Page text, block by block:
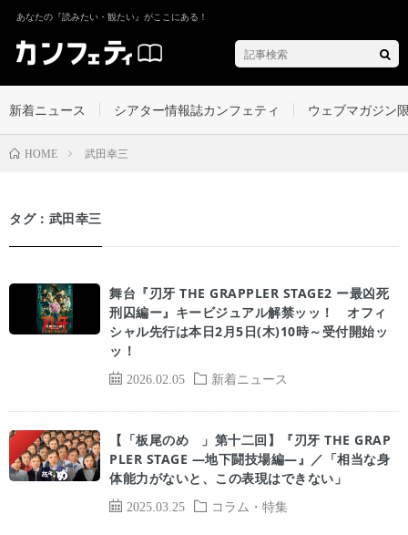
あなたの『読みたい・観たい』がここにある！
新着ニュース シアター情報誌カンフェティ ウェブマガジン
HOME 武田幸三
タグ：武田幸三
2026.02.05 新着ニュース
舞台『刃牙 THE GRAPPLER STAGE2 ー最凶死
刑囚編ー』キービジュアル解禁ッッ！ オフィ
シャル先行は本日2月5日(木)10時～受付開始ッ
ッ！
2025.03.25 コラム・特集
【「板尾のめ゙」第十二回】『刃牙 THE GRAP
PLER STAGE ―地下闘技場編―』／「相当な身
体能力がないと、この表現はできない」